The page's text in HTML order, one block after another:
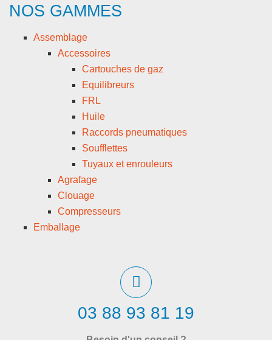
NOS GAMMES
Assemblage
Accessoires
Cartouches de gaz
Equilibreurs
FRL
Huile
Raccords pneumatiques
Soufflettes
Tuyaux et enrouleurs
Agrafage
Clouage
Compresseurs
Emballage
03 88 93 81 19